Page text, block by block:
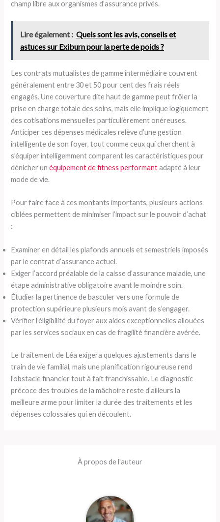
champ libre aux organismes d’assurance privés.
Lire également : Quels sont les avis, conseils et
astuces sur Exiburn pour la perte de poids ?
Les contrats mutualistes de gamme intermédiaire couvrent
généralement entre 30 et 50 pour cent des frais réels
engagés. Une couverture dite haut de gamme peut frôler la
prise en charge totale des soins, mais elle implique logiquement
des cotisations mensuelles particulièrement onéreuses.
Anticiper ces dépenses médicales relève d’une gestion
intelligente de son foyer, tout comme ceux qui cherchent à
s’équiper intelligemment comparent les caractéristiques pour
dénicher unéquipement de fitness performantadapté à leur
mode de vie.
Pour faire face à ces montants importants, plusieurs actions
ciblées permettent de minimiser l’impact sur le pouvoir d’achat
:
Examiner en détail les plafonds annuels et semestriels imposés
par le contrat d’assurance actuel.
Exiger l’accord préalable de la caisse d’assurance maladie, une
étape administrative obligatoire avant le moindre soin.
Étudier la pertinence de basculer vers une formule de
protection supérieure plusieurs mois avant de s’engager.
Vérifier l’éligibilité du foyer aux aides exceptionnelles allouées
par les services sociaux en cas de fragilité financière avérée.
Le traitement de Léa exigera quelques ajustements dans le
train de vie familial, mais une planification rigoureuse rend
l’obstacle financier tout à fait franchissable. Le diagnostic
précoce des troubles de la mâchoire reste d’ailleurs la
meilleure arme pour limiter la durée des traitements et les
dépenses colossales qui en découlent.
À propos de l'auteur